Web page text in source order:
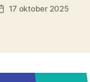
17 oktober 2025